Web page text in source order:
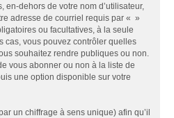
en-dehors de votre nom d’utilisateur,
adresse de courriel requis par « »
ou facultatives, à la seule
cas, vous pouvez contrôler quelles
souhaitez rendre publiques ou non.
vous abonner ou non à la liste de
une option disponible sur votre
un chiffrage à sens unique) afin qu’il